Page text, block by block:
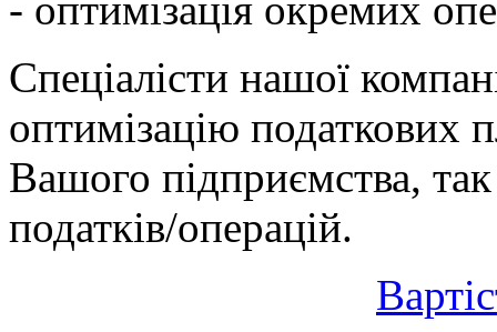
Спеціалісти нашої
оптимізацію податкових
Вашого підприємства,
податків/операцій.